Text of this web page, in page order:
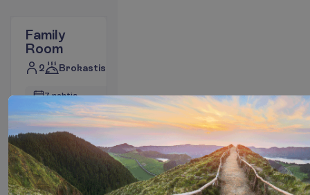
Family
Room
2 Brokastis
7 naktis,
28.08.2026 - 04.09.2026
Kopā 899.00 €/pers.
Ko pā1798.00€/grupa
l j m u